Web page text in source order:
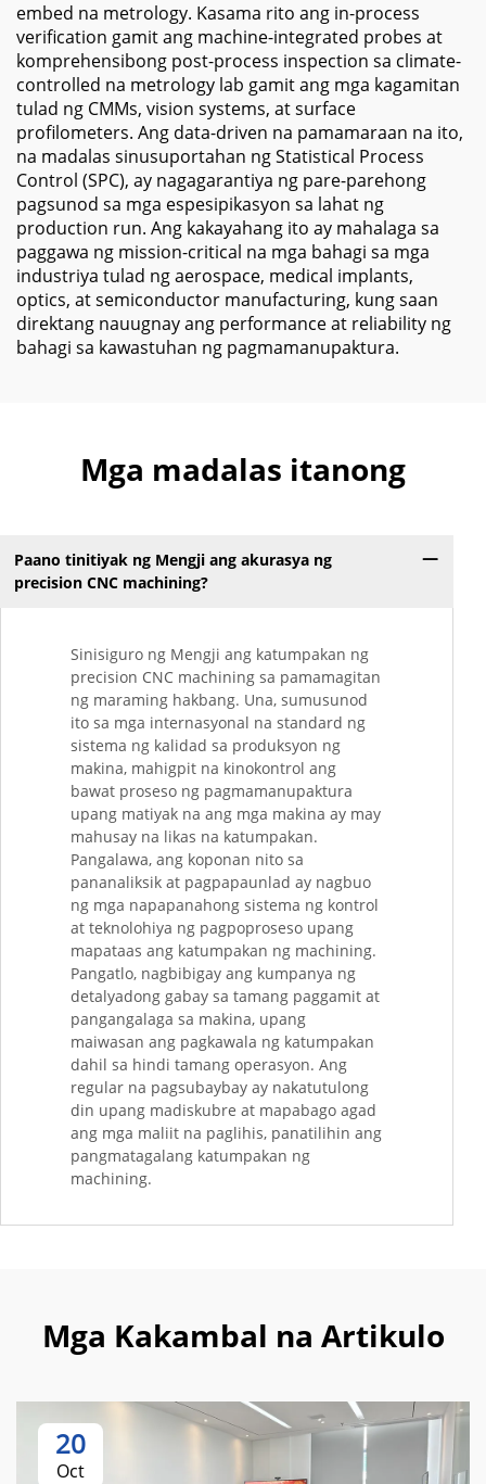
embed na metrology. Kasama rito ang in-process
verification gamit ang machine-integrated probes at
komprehensibong post-process inspection sa climate-
controlled na metrology lab gamit ang mga kagamitan
tulad ng CMMs, vision systems, at surface
profilometers. Ang data-driven na pamamaraan na ito,
na madalas sinusuportahan ng Statistical Process
Control (SPC), ay nagagarantiya ng pare-parehong
pagsunod sa mga espesipikasyon sa lahat ng
production run. Ang kakayahang ito ay mahalaga sa
paggawa ng mission-critical na mga bahagi sa mga
industriya tulad ng aerospace, medical implants,
optics, at semiconductor manufacturing, kung saan
direktang nauugnay ang performance at reliability ng
bahagi sa kawastuhan ng pagmamanupaktura.
Mga madalas itanong
Paano tinitiyak ng Mengji ang akurasya ng
precision CNC machining?
Sinisiguro ng Mengji ang katumpakan ng
precision CNC machining sa pamamagitan
ng maraming hakbang. Una, sumusunod
ito sa mga internasyonal na standard ng
sistema ng kalidad sa produksyon ng
makina, mahigpit na kinokontrol ang
bawat proseso ng pagmamanupaktura
upang matiyak na ang mga makina ay may
mahusay na likas na katumpakan.
Pangalawa, ang koponan nito sa
pananaliksik at pagpapaunlad ay nagbuo
ng mga napapanahong sistema ng kontrol
at teknolohiya ng pagpoproseso upang
mapataas ang katumpakan ng machining.
Pangatlo, nagbibigay ang kumpanya ng
detalyadong gabay sa tamang paggamit at
pangangalaga sa makina, upang
maiwasan ang pagkawala ng katumpakan
dahil sa hindi tamang operasyon. Ang
regular na pagsubaybay ay nakatutulong
din upang madiskubre at mapabago agad
ang mga maliit na paglihis, panatilihin ang
pangmatagalang katumpakan ng
machining.
Mga Kakambal na Artikulo
20
Oct